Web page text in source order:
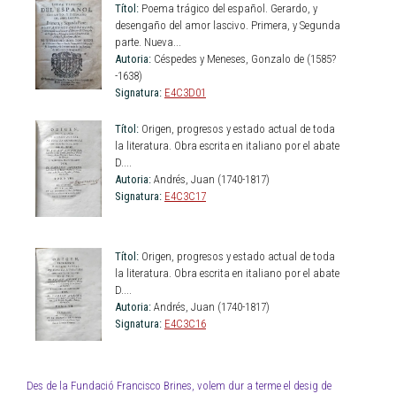
Títol: Poema trágico del español. Gerardo, y
desengaño del amor lascivo. Primera, y Segunda
parte. Nueva...
Autoria: Céspedes y Meneses, Gonzalo de (1585?
-1638)
Signatura: E4C3D01
Títol: Origen, progresos y estado actual de toda
la literatura. Obra escrita en italiano por el abate
D....
Autoria: Andrés, Juan (1740-1817)
Signatura: E4C3C17
Títol: Origen, progresos y estado actual de toda
la literatura. Obra escrita en italiano por el abate
D....
Autoria: Andrés, Juan (1740-1817)
Signatura: E4C3C16
Des de la Fundació Francisco Brines, volem dur a terme el desig de